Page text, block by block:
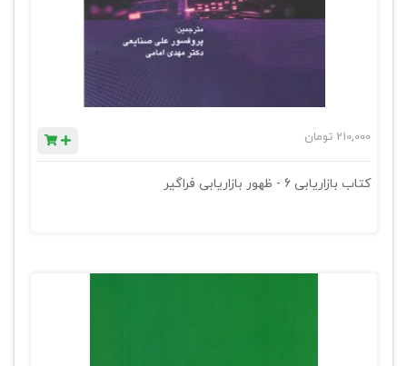
210,000 تومان
کتاب بازاریابی 6 - ظهور بازاریابی فراگیر